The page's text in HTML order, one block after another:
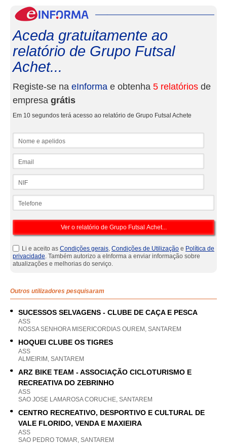
Aceda gratuitamente ao
relatório de Grupo Futsal
Achet...
Registe-se na eInforma e obtenha 5 relatórios de
empresa grátis
Em 10 segundos terá acesso ao relatório de Grupo Futsal Achete
Li e aceito as Condições gerais, Condições de Utilização e Política de
privacidade. Também autorizo a eInforma a enviar informação sobre
atualizações e melhorias do serviço.
Outros utilizadores pesquisaram
SUCESSOS SELVAGENS - CLUBE DE CAÇA E PESCA
ASS
NOSSA SENHORA MISERICORDIAS OUREM, SANTAREM
HOQUEI CLUBE OS TIGRES
ASS
ALMEIRIM, SANTAREM
ARZ BIKE TEAM - ASSOCIAÇÃO CICLOTURISMO E
RECREATIVA DO ZEBRINHO
ASS
SAO JOSE LAMAROSA CORUCHE, SANTAREM
CENTRO RECREATIVO, DESPORTIVO E CULTURAL DE
VALE FLORIDO, VENDA E MAXIEIRA
ASS
SAO PEDRO TOMAR, SANTAREM